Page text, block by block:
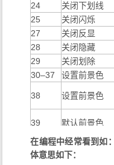
24
关闭下划线
25
关闭闪烁
27
关闭反显
28
关闭隐藏
29
关闭划除
30–37
设置前景色
38 设置前景色
39 默认前景色
40–47
设置背景色
在编程中经常看到如
体意思如下：